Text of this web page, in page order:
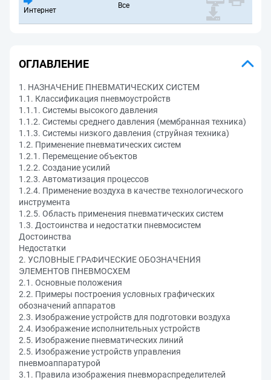
Интернет
Все
ОГЛАВЛЕНИЕ
1. НАЗНАЧЕНИЕ ПНЕВМАТИЧЕСКИХ СИСТЕМ
1.1. Классификация пневмоустройств
1.1.1. Системы высокого давления
1.1.2. Системы среднего давления (мембранная техника)
1.1.3. Системы низкого давления (струйная техника)
1.2. Применение пневматических систем
1.2.1. Перемещение объектов
1.2.2. Создание усилий
1.2.3. Автоматизация процессов
1.2.4. Применение воздуха в качестве технологического
инструмента
1.2.5. Область применения пневматических систем
1.3. Достоинства и недостатки пневмосистем
Достоинства
Недостатки
2. УСЛОВНЫЕ ГРАФИЧЕСКИЕ ОБОЗНАЧЕНИЯ
ЭЛЕМЕНТОВ ПНЕВМОСХЕМ
2.1. Основные положения
2.2. Примеры построения условных графических
обозначений аппаратов
2.3. Изображение устройств для подготовки воздуха
2.4. Изображение исполнительных устройств
2.5. Изображение пневматических линий
2.5. Изображение устройств управления
пневмоаппаратурой
3.1. Правила изображения пневмораспределителей